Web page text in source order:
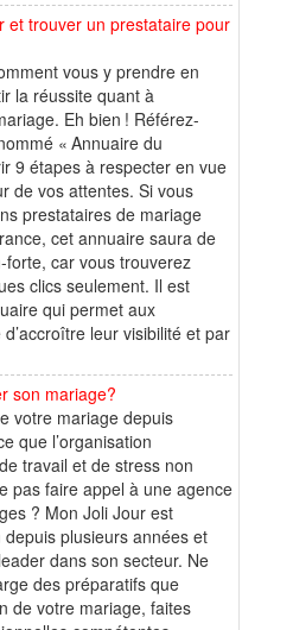
et trouver un prestataire pour
vous y prendre en
la réussite quant à
Eh bien ! Référez-
« Annuaire du
9 étapes à respecter en vue
de vos attentes. Si vous
prestataires de mariage
cet annuaire saura de
car vous trouverez
clics seulement. Il est
qui permet aux
leur visibilité et par
son mariage?
votre mariage depuis
que l’organisation
travail et de stress non
pas faire appel à une agence
? Mon Joli Jour est
plusieurs années et
dans son secteur. Ne
des préparatifs que
de votre mariage, faites